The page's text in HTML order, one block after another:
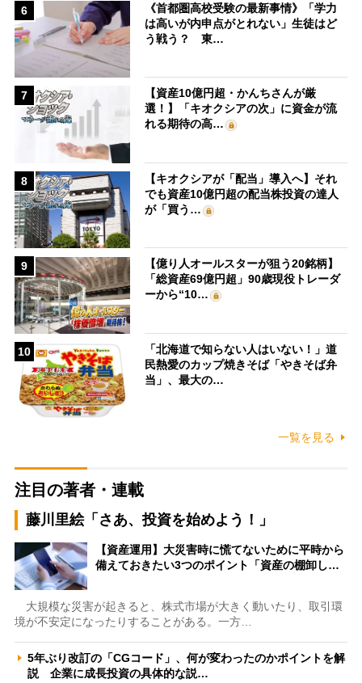
6
《首都圏高校受験の最新事情》「学力
は高いが内申点がとれない」生徒はど
う戦う？ 東…
7
【資産10億円超・かんちさんが厳
選！】「キオクシアの次」に資金が流
れる期待の高…
8
【キオクシアが「配当」導入へ】それ
でも資産10億円超の配当株投資の達人
が「買う…
9
【億り人オールスターが狙う20銘柄】
「総資産69億円超」90歳現役トレーダ
ーから“10…
10
「北海道で知らない人はいない！」道
民熱愛のカップ焼きそば「やきそば弁
当」、最大の…
一覧を見る
注目の著者・連載
藤川里絵「さあ、投資を始めよう！」
【資産運用】大災害時に慌てないために平時から
備えておきたい3つのポイント「資産の棚卸し…
大規模な災害が起きると、株式市場が大きく動いたり、取引環
境が不安定になったりすることがある。一方…
5年ぶり改訂の「CGコード」、何が変わったのかポイントを解
説 企業に成長投資の具体的な説…